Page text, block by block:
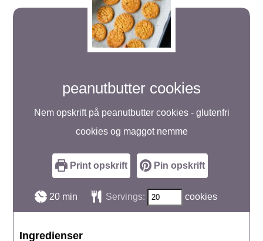
peanutbutter cookies
Nem opskrift på peanutbutter cookies - glutenfri
cookies og maggot nemme
Print opskrift Pin opskrift
20minutter
min Servings: cookies
Ingredienser